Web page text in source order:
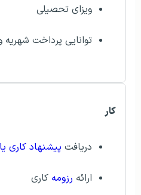
ویزای تحصیلی
توانایی پرداخت شهریه
کار
دریافت پیشنهاد کاری
ارائه رزومه کاری